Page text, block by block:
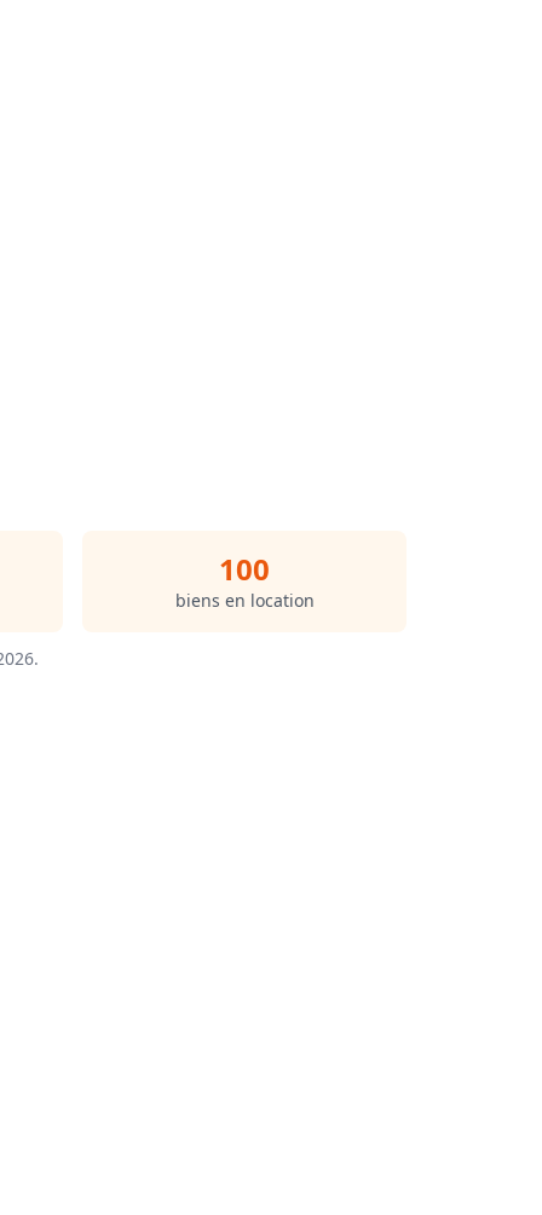
100
biens en location
.